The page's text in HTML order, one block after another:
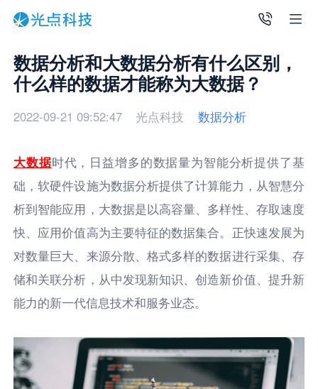
数据分析和大数据分析有什么区别，
什么样的数据才能称为大数据？
2022-09-21 09:52:47 光点科技 数据分析
大数据时代，日益增多的数据量为智能分析提供了基
础，软硬件设施为数据分析提供了计算能力，从智慧分
析到智能应用，大数据是以高容量、多样性、存取速度
快、应用价值高为主要特征的数据集合。正快速发展为
对数量巨大、来源分散、格式多样的数据进行采集、存
储和关联分析，从中发现新知识、创造新价值、提升新
能力的新一代信息技术和服务业态。